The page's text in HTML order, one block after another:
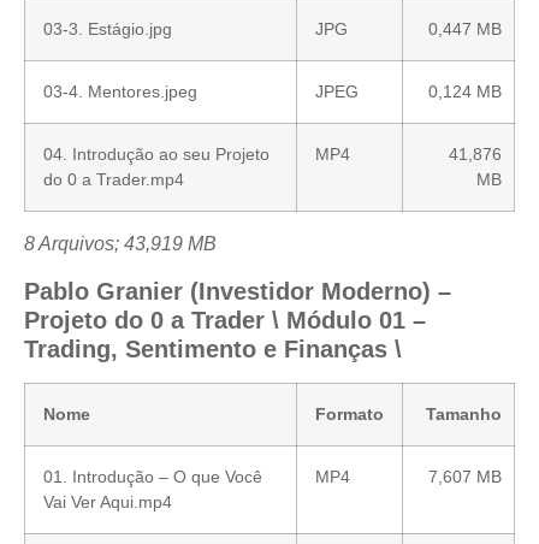
03-3. Estágio.jpg JPG 0,447 MB
03-4. Mentores.jpeg JPEG 0,124 MB
04. Introdução ao seu Projeto
do 0 a Trader.mp4
MP4
41,876
MB
8 Arquivos; 43,919 MB
Pablo Granier (Investidor Moderno) –
Projeto do 0 a Trader \ Módulo 01 –
Trading, Sentimento e Finanças \
Nome Formato Tamanho
01. Introdução – O que Você
Vai Ver Aqui.mp4
MP4 7,607 MB